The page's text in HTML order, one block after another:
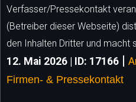
Verfasser/Pressekontakt
(Betreiber dieser Webseite)
den Inhalten Dritter und macht
12. Mai 2026 | ID: 17166 |
Firmen- & Pressekontakt